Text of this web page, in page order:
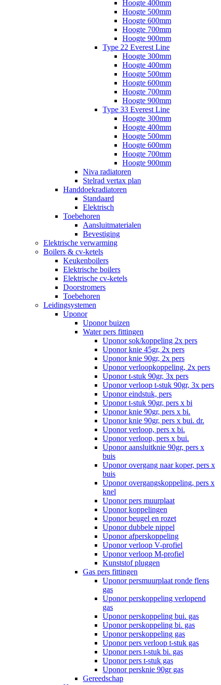
Hoogte 400mm
Hoogte 500mm
Hoogte 600mm
Hoogte 700mm
Hoogte 900mm
Type 22 Everest Line
Hoogte 300mm
Hoogte 400mm
Hoogte 500mm
Hoogte 600mm
Hoogte 700mm
Hoogte 900mm
Type 33 Everest Line
Hoogte 300mm
Hoogte 400mm
Hoogte 500mm
Hoogte 600mm
Hoogte 700mm
Hoogte 900mm
Niva radiatoren
Stelrad vertax plan
Handdoekradiatoren
Standaard
Elektrisch
Toebehoren
Aansluitmaterialen
Bevestiging
Elektrische verwarming
Boilers & cv-ketels
Keukenboilers
Elektrische boilers
Elektrische cv-ketels
Doorstromers
Toebehoren
Leidingsystemen
Uponor
Uponor buizen
Water pers fittingen
Uponor sok/koppeling 2x pers
Uponor knie 45gr, 2x pers
Uponor knie 90gr, 2x pers
Uponor verloopkoppeling, 2x pers
Uponor t-stuk 90gr, 3x pers
Uponor verloop t-stuk 90gr, 3x pers
Uponor eindstuk, pers
Uponor t-stuk 90gr, pers x bi
Uponor knie 90gr, pers x bi.
Uponor knie 90gr, pers x bui. dr.
Uponor verloop, pers x bi.
Uponor verloop, pers x bui.
Uponor aansluitknie 90gr, pers x
buis
Uponor overgang naar koper, pers x
buis
Uponor overgangskoppeling, pers x
knel
Uponor pers muurplaat
Uponor koppelingen
Uponor beugel en rozet
Uponor dubbele nippel
Uponor afperskoppeling
Uponor verloop V-profiel
Uponor verloop M-profiel
Kunststof pluggen
Gas pers fittingen
Uponor persmuurplaat ronde flens
gas
Uponor perskoppeling verlopend
gas
Uponor perskoppeling bui. gas
Uponor perskoppeling bi. gas
Uponor perskoppeling gas
Uponor pers verloop t-stuk gas
Uponor pers t-stuk bi. gas
Uponor pers t-stuk gas
Uponor persknie 90gr gas
Gereedschap